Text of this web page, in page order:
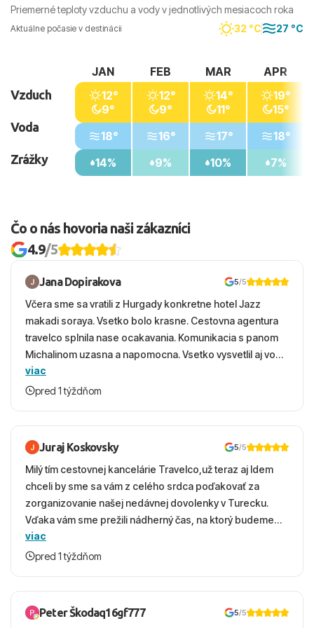
Priemerné teploty vzduchu a vody v jednotlivých mesiacoch roka
Aktuálne počasie v destinácii 32 °C 27 °C
Vzduch
Voda
Zrážky
JAN
12°
9°
18°
14%
FEB
12°
9°
16°
9%
MAR
14°
11°
17°
10%
APR
19°
15°
18°
7%
Čo o nás hovoria naši zákazníci
4.9/5
Jana Dopirakova 5/5
Včera sme sa vratili z Hurgady konkretne hotel Jazz
makadi soraya. Vsetko bolo krasne. Cestovna agentura
travelco splnila nase ocakavania. Komunikacia s panom
Michalinom uzasna a napomocna. Vsetko vysvetlil aj vo
vecernych hodinach zaco sa ospravedlnujem. Hotel
krasny, cisty. Sluzby top. Strava, prostredie, more,
viac
pred 1 týždňom
Juraj Koskovsky 5/5
Milý tím cestovnej kancelárie Travelco,už teraz aj Idem
chceli by sme sa vám z celého srdca poďakovať za
zorganizovanie našej nedávnej dovolenky v Turecku.
Vďaka vám sme prežili nádherný čas, na ktorý budeme
ešte dlho s úsmevom spomínať. ​Všetko prebehlo
absolútne hladko – od prvotného výberu zájazdu, cez
bola to trefa do čierneho! ​Čo nás dostalo najviac: ​Skvelé
služby a personál: Vždy usmievaví, ochotní a starostliví
viac
pred 1 týždňom
Peter Škodaq16gf777 5/5